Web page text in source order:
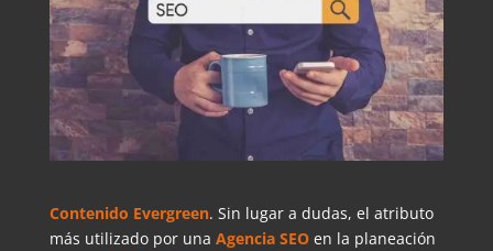
Contenido Evergreen. Sin lugar a dudas, el atributo
más utilizado por una Agencia SEOen la planeación